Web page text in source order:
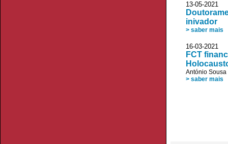
13-05-2021
inivador
> saber mais
16-03-2021
FCT
António
> saber mais